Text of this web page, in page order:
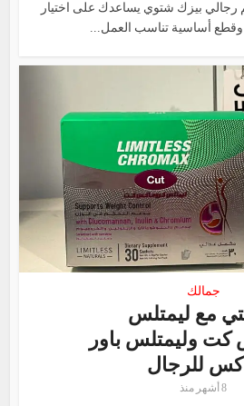
رجالي بيزك شتوي يساعدك على اختيار
وقطع أساسية تناسب العمل...
جمالك
مع ليمتلس
وليمتلس باور
للرجال
8 أشهر منذ